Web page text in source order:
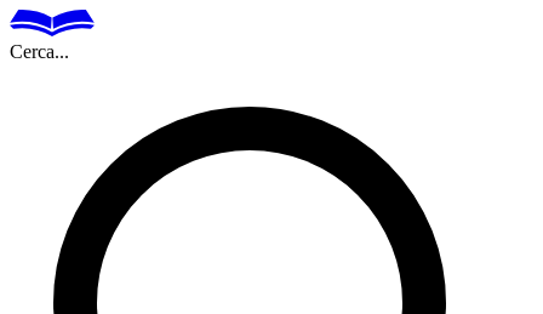
Cerca...